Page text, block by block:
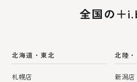
全国の＋
北海道・東北
札幌店
北陸
新潟店